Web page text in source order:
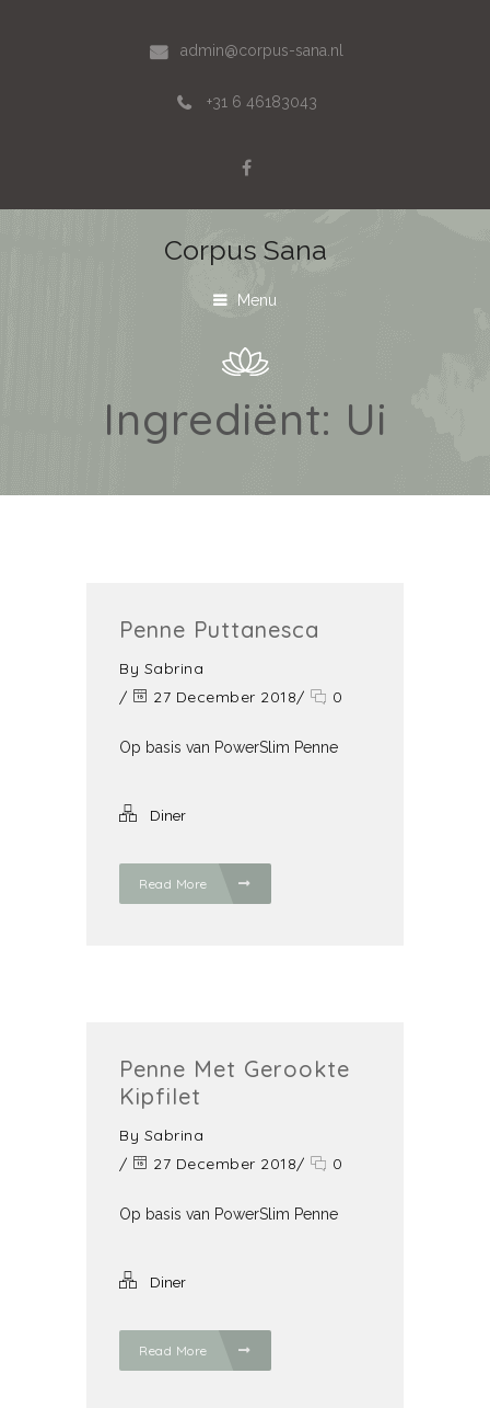
admin@corpus-sana.nl
+31 6 46183043
Corpus Sana
Menu
Ingrediënt: Ui
Penne Puttanesca
By Sabrina
/
27 December 2018/ 0
Op basis van PowerSlim Penne
Diner
Read More
Penne Met Gerookte
Kipfilet
By Sabrina
/
27 December 2018/ 0
Op basis van PowerSlim Penne
Diner
Read More